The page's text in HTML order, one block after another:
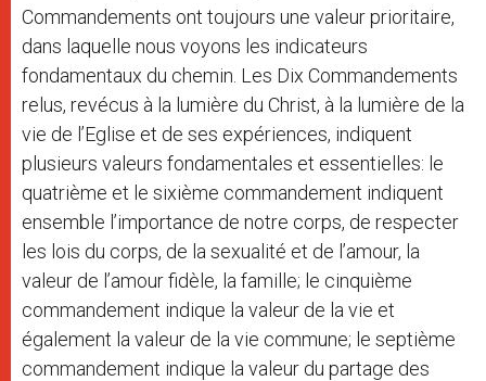
Commandements ont toujours une valeur prioritaire,
dans laquelle nous voyons les indicateurs
fondamentaux du chemin. Les Dix Commandements
relus, revécus à la lumière du Christ, à la lumière de la
vie de l’Eglise et de ses expériences, indiquent
plusieurs valeurs fondamentales et essentielles: le
quatrième et le sixième commandement indiquent
ensemble l’importance de notre corps, de respecter
les lois du corps, de la sexualité et de l’amour, la
valeur de l’amour fidèle, la famille; le cinquième
commandement indique la valeur de la vie et
également la valeur de la vie commune; le septième
commandement indique la valeur du partage des